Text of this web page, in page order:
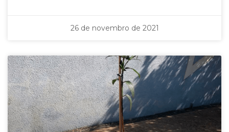
26 de novembro de 2021